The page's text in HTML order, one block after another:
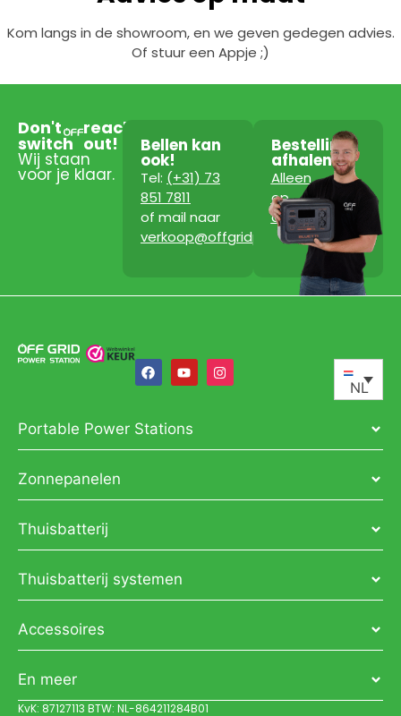
Kom langs in de showroom, en we geven gedegen advies.
Of stuur een Appje ;)
Don't
switch
reach
out!
Wij staan
voor je klaar.
Bellen kan
ook!
Tel: (+31) 73
851 7811
of mail naar
verkoop@offgridpowerstation.com
Bestelling
afhalen?
Alleen
op
afspraak!
NL
Portable Power Stations
Zonnepanelen
Thuisbatterij
Thuisbatterij systemen
Accessoires
En meer
KvK: 87127113 BTW: NL-864211284B01